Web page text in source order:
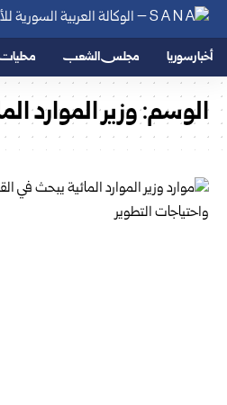
أخبار سوريا مجلس الشعب
الوسم:وزير الموارد